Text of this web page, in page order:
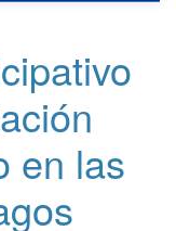
en las